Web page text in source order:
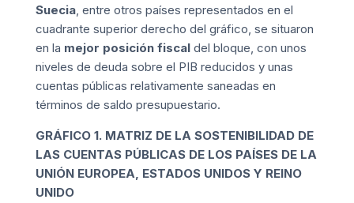
Suecia, entre otros países representados en el
cuadrante superior derecho del gráfico, se situaron
en la mejor posición fiscaldel bloque, con unos
niveles de deuda sobre el PIB reducidos y unas
cuentas públicas relativamente saneadas en
términos de saldo presupuestario.
GRÁFICO 1. MATRIZ DE LA SOSTENIBILIDAD DE
LAS CUENTAS PÚBLICAS DE LOS PAÍSES DE LA
UNIÓN EUROPEA, ESTADOS UNIDOS Y REINO
UNIDO